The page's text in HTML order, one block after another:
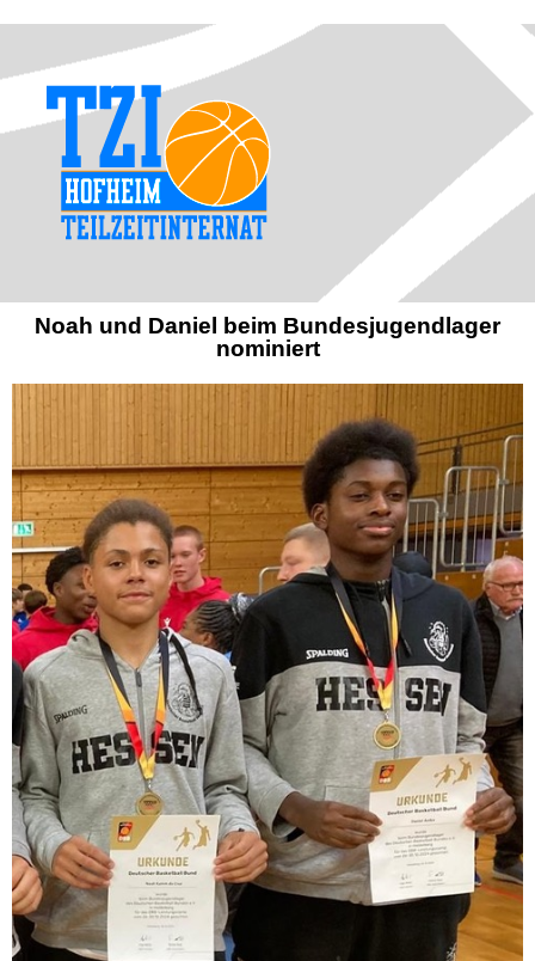
Noah und Daniel beim Bundesjugendlager
nominiert